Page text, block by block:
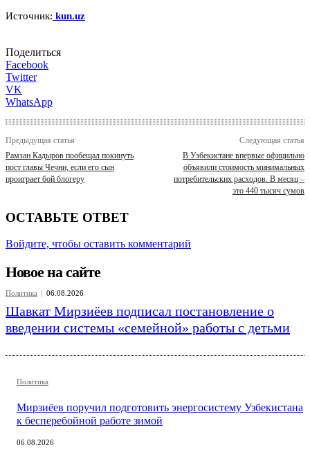
Источник: kun.uz
Поделиться
Facebook
Twitter
VK
WhatsApp
Предыдущая статья
Рамзан Кадыров пообещал покинуть
пост главы Чечни, если его сын
проиграет бой блогеру
Следующая статья
В Узбекистане впервые официльно
объявили стоимость минимальных
потребительских расходов. В месяц –
это 440 тысяч сумов
ОСТАВЬТЕ ОТВЕТ
Войдите, чтобы оставить комментарий
Новое на сайте
Политика 06.08.2026
Шавкат Мирзиёев подписал постановление о
введении системы «семейной» работы с детьми
Политика
Мирзиёев поручил подготовить энергосистему Узбекистана
к бесперебойной работе зимой
06.08.2026